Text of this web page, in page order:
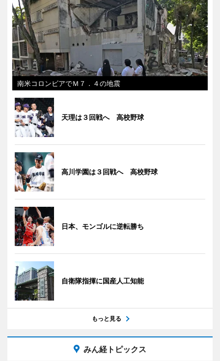
南米コロンビアでＭ７．４の地震
天理は３回戦へ 高校野球
高川学園は３回戦へ 高校野球
日本、モンゴルに逆転勝ち
自衛隊指揮に国産人工知能
もっと見る
みん経トピックス